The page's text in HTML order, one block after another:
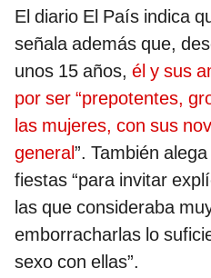
El diario El País indica
señala además que,
unos 15 años, él y sus
por ser “prepotentes,
las mujeres, con sus
general”. También
fiestas “para invitar
las que consideraba
emborracharlas lo
sexo con ellas”.